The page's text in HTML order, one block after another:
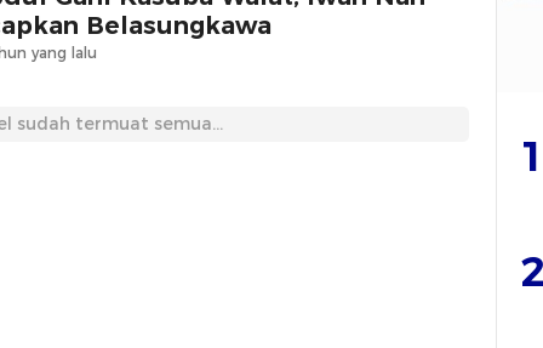
Belasungkawa
yang lalu
sudah termuat semua...
1
2